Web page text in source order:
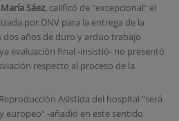
Sáez, calificó de "excepcional" el
por DNV para la entrega de la
dos años de duro y arduo trabajo
evaluación final -insistió- no presentó
respecto al proceso de la
Asistida del hospital "será
europeo" -añadió en este sentido